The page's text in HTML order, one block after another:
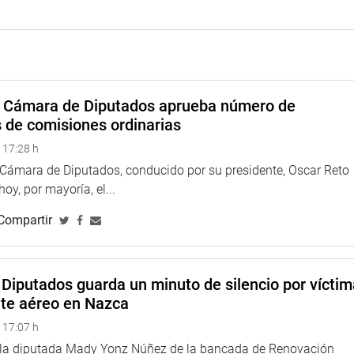
y que, con la entrada en vigencia de la Ley N.° 32595,
de 1 millón 600 mil.
de la PNP, sostuvo que el Banco Nacional de
clave para combatir el crimen, debido a que
de Diputados aprueba número de
comisiones ordinarias
h
de Diputados, conducido por su presidente, Oscar Reto
por mayoría, el...
guarda un minuto de silencio por
aéreo en Nazca
h
diputada Mady Yonz Núñez de la bancada de Renovación